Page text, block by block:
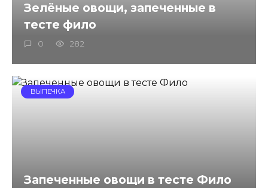
Зелёные овощи, запеченные в
тесте фило
0 282
ВЫПЕЧКА
Запеченные овощи в тесте Фило